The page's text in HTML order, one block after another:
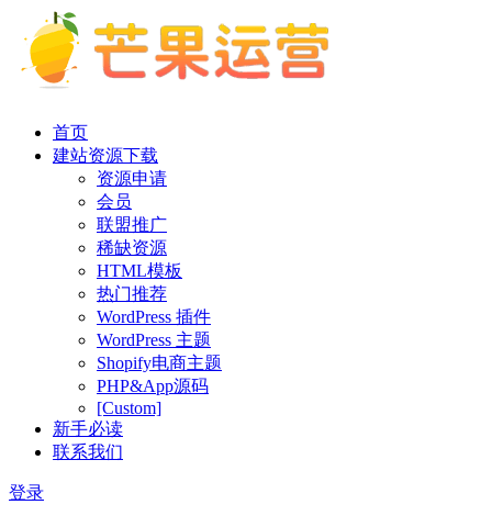
首页
建站资源下载
资源申请
会员
联盟推广
稀缺资源
HTML模板
热门推荐
WordPress 插件
WordPress 主题
Shopify电商主题
PHP&App源码
[Custom]
新手必读
联系我们
登录